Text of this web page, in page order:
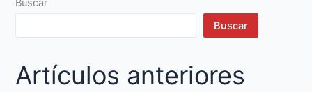
Buscar
Buscar
Artículos anteriores